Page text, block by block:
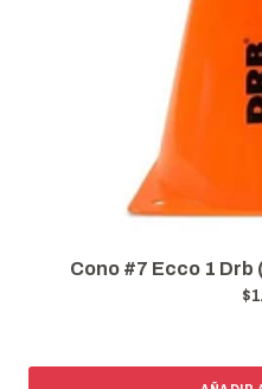
Cono #7 Ecco 1 Drb